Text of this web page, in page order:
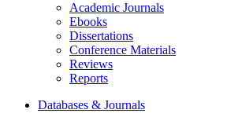
Academic Journals
Ebooks
Dissertations
Conference Materials
Reviews
Reports
Databases & Journals